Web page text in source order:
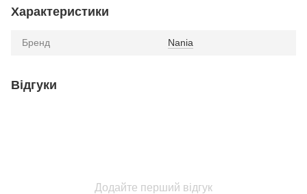
Характеристики
Бренд Nania
Відгуки
Додайте перший відгук